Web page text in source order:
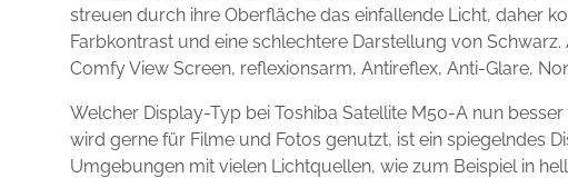
streuen durch ihre Oberfläche das einfallende Licht, daher
Farbkontrast und eine schlechtere Darstellung von
Comfy View Screen, reflexionsarm, Antireflex, Anti-Glare,
Welcher Display-Typ bei Toshiba Satellite M50-A nun
wird gerne für Filme und Fotos genutzt, ist ein spiegelndes
Umgebungen mit vielen Lichtquellen, wie zum Beispiel in